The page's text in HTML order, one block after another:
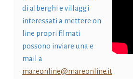
di alberghi e villaggi
interessati a mettere on
line propri filmati
possono inviare una e
mail a
mareonline@mareonline.it